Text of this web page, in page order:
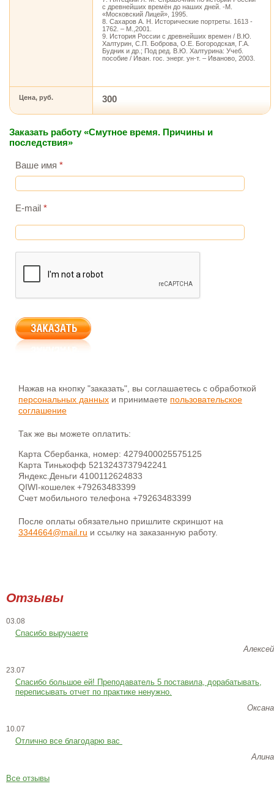
с древнейших времён до наших дней. -М.
«Московский Лицей», 1995.
8. Сахаров А. Н. Исторические портреты. 1613 -
1762. – М.,2001.
9. История России с древнейших времен / В.Ю.
Халтурин, С.П. Боброва, О.Е. Богородская, Г.А.
Будник и др.; Под ред. В.Ю. Халтурина: Учеб.
пособие / Иван. гос. энерг. ун-т. – Иваново, 2003.
Цена, руб. 300
Заказать работу «Смутное время. Причины и
последствия»
Ваше имя *
E-mail *
Нажав на кнопку "заказать", вы соглашаетесь с обработкой
персональных данных и принимаете пользовательское
соглашение
Так же вы можете оплатить:
Карта Сбербанка, номер: 4279400025575125
Карта Тинькофф 5213243737942241
Яндекс.Деньги 4100112624833
QIWI-кошелек +79263483399
Счет мобильного телефона +79263483399
После оплаты обязательно пришлите скриншот на
3344664@mail.ru и ссылку на заказанную работу.
Отзывы
03.08
Спасибо выручаете
Алексей
23.07
Cпасибо большое ей! Преподаватель 5 поставила, дорабатывать,
переписывать отчет по практике ненужно.
Оксана
10.07
Отлично все благодарю вас
Алина
Все отзывы